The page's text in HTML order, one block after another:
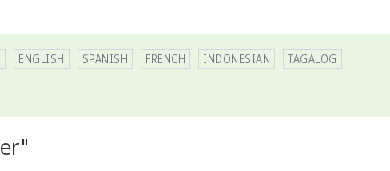
ENGLISH SPANISH FRENCH INDONESIAN TAGALOG